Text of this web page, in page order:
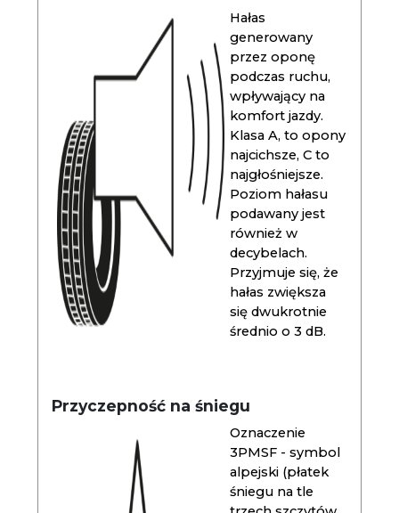
Hałas
generowany
przez oponę
podczas ruchu,
wpływający na
komfort jazdy.
Klasa A, to opony
najcichsze, C to
najgłośniejsze.
Poziom hałasu
podawany jest
również w
decybelach.
Przyjmuje się, że
hałas zwiększa
się dwukrotnie
średnio o 3 dB.
Przyczepność na śniegu
Oznaczenie
3PMSF - symbol
alpejski (płatek
śniegu na tle